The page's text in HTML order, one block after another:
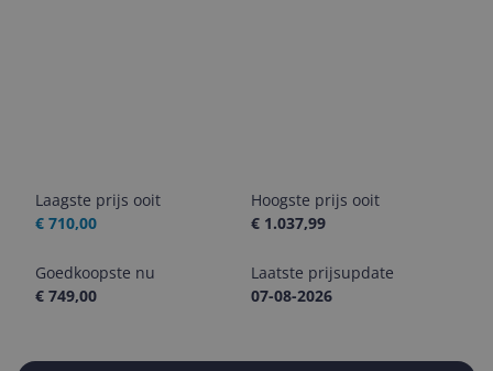
Laagste prijs ooit
€ 710,00
Hoogste prijs ooit
€ 1.037,99
Goedkoopste nu
€ 749,00
Laatste prijsupdate
07-08-2026